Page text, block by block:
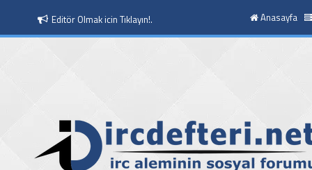
Editör Olmak icin Tıklayın!.
Moderatör Olmak icin Tıklayın!.
Anasayfa